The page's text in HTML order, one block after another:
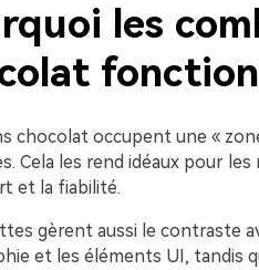
les
chocolat occupent une «
Cela les rend idéaux pour
et la fiabilité.
gèrent aussi le contraste
et les éléments UI, tandis